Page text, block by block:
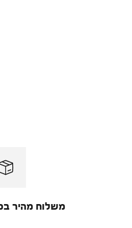
משלוח מהיר